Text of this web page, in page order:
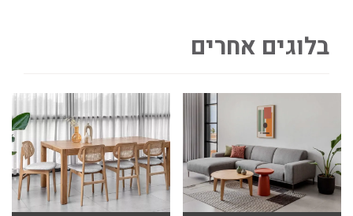
בלוגים אחרים